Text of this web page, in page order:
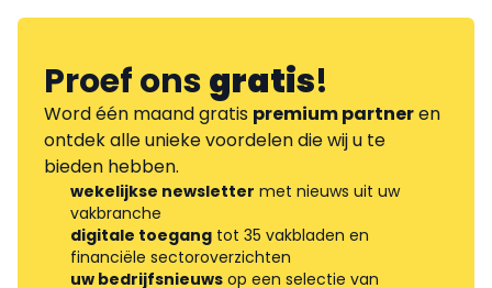
Proef onsgratis!
Word één maand gratis premium partneren
ontdek alle unieke voordelen die wij u te
bieden hebben.
wekelijkse newsletter met nieuws uit uw
vakbranche
digitale toegang tot 35 vakbladen en
financiële sectoroverzichten
uw bedrijfsnieuws op een selectie van